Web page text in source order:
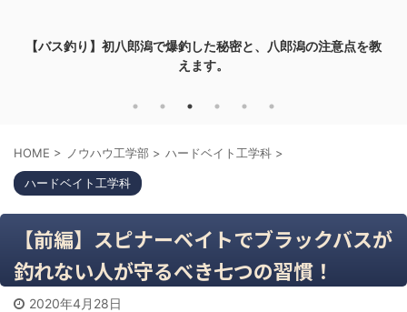
【バス釣り】初八郎潟で爆釣した秘密と、八郎潟の注意点を教
えます。
HOME > ノウハウ工学部 > ハードベイト工学科 >
ハードベイト工学科
【前編】スピナーベイトでブラックバスが
釣れない人が守るべき七つの習慣！
2020年4月28日